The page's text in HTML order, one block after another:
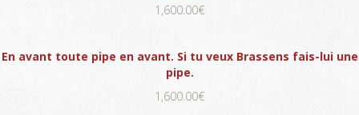
1,600.00€
En avant toute pipe en avant. Si tu veux Brassens fais-lui une
pipe.
1,600.00€